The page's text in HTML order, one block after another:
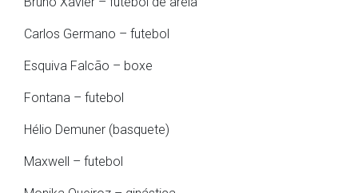
Carlos Germano – futebol
Esquiva Falcão – boxe
Fontana – futebol
Hélio Demuner (basquete)
Maxwell – futebol